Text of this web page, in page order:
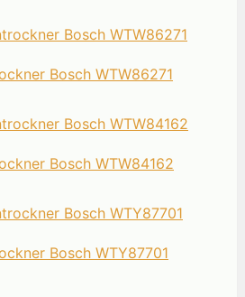
Bosch WTW86271
Bosch WTW84162
Bosch WTY87701